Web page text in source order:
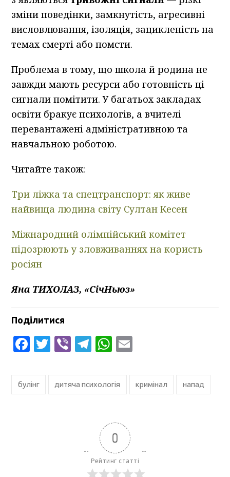
зміни поведінки, замкнутість, агресивні
висловлювання, ізоляція, зацикленість на
темах смерті або помсти.
Проблема в тому, що школа й родина не
завжди мають ресурси або готовність ці
сигнали помітити. У багатьох закладах
освіти бракує психологів, а вчителі
перевантажені адміністративною та
навчальною роботою.
Читайте також:
Три ліжка та спецтранспорт: як живе
найвища людина світу Султан Кесен
Міжнародний олімпійський комітет
підозрюють у зловживаннях на користь
росіян
Яна ТИХОЛАЗ, «СічНьюз»
Поділитися
Facebook
Twitter
ViberTelegram
WhatsApp
булінг дитяча психологія кримінал напад
0
Рейтинг статті